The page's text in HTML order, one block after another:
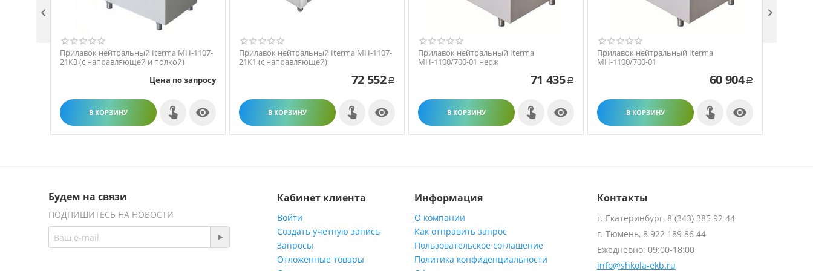
Прилавок нейтральный Iterma МН-1107-
21К3 (с направляющей и полкой)
Цена по запросу
В КОРЗИНУ 
Прилавок нейтральный Iterma МН-1107-
21К1 (с направляющей)
72 552 Р
В КОРЗИНУ 
Прилавок нейтральный Iterma
МН-1100/700-01 нерж
71 435 Р
В КОРЗИНУ 
Прилавок нейтральный Iterma
МН-1100/700-01
60 904 Р
В КОРЗИНУ 
 
Будем на связи
ПОДПИШИТЕСЬ НА НОВОСТИ
Кабинет клиента
Войти
Создать учетную запись
Запросы
Отложенные товары
Информация
О компании
Как отправить запрос
Пользовательское соглашение
Политика конфиденциальности
Контакты
г. Екатеринбург, 8 (343) 385 92 44
г. Тюмень, 8 922 189 86 44
Ежедневно: 09:00-18:00
info@shkola-ekb.ru